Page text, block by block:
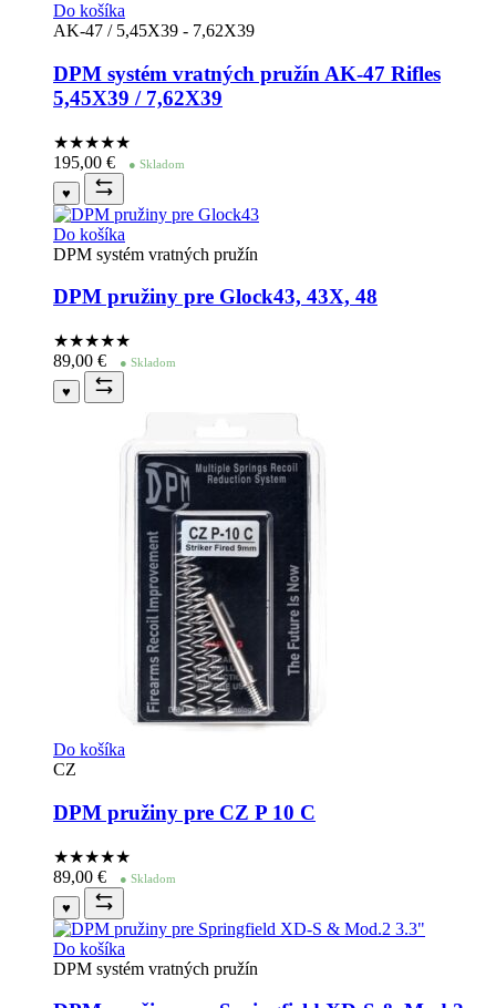
Do košíka
AK-47 / 5,45X39 - 7,62X39
DPM systém vratných pružín AK-47 Rifles
5,45X39 / 7,62X39
★★★★★
195,00 € ● Skladom
♥
Do košíka
DPM systém vratných pružín
DPM pružiny pre Glock43, 43X, 48
★★★★★
89,00 € ● Skladom
♥
Do košíka
CZ
DPM pružiny pre CZ P 10 C
★★★★★
89,00 € ● Skladom
♥
Do košíka
DPM systém vratných pružín